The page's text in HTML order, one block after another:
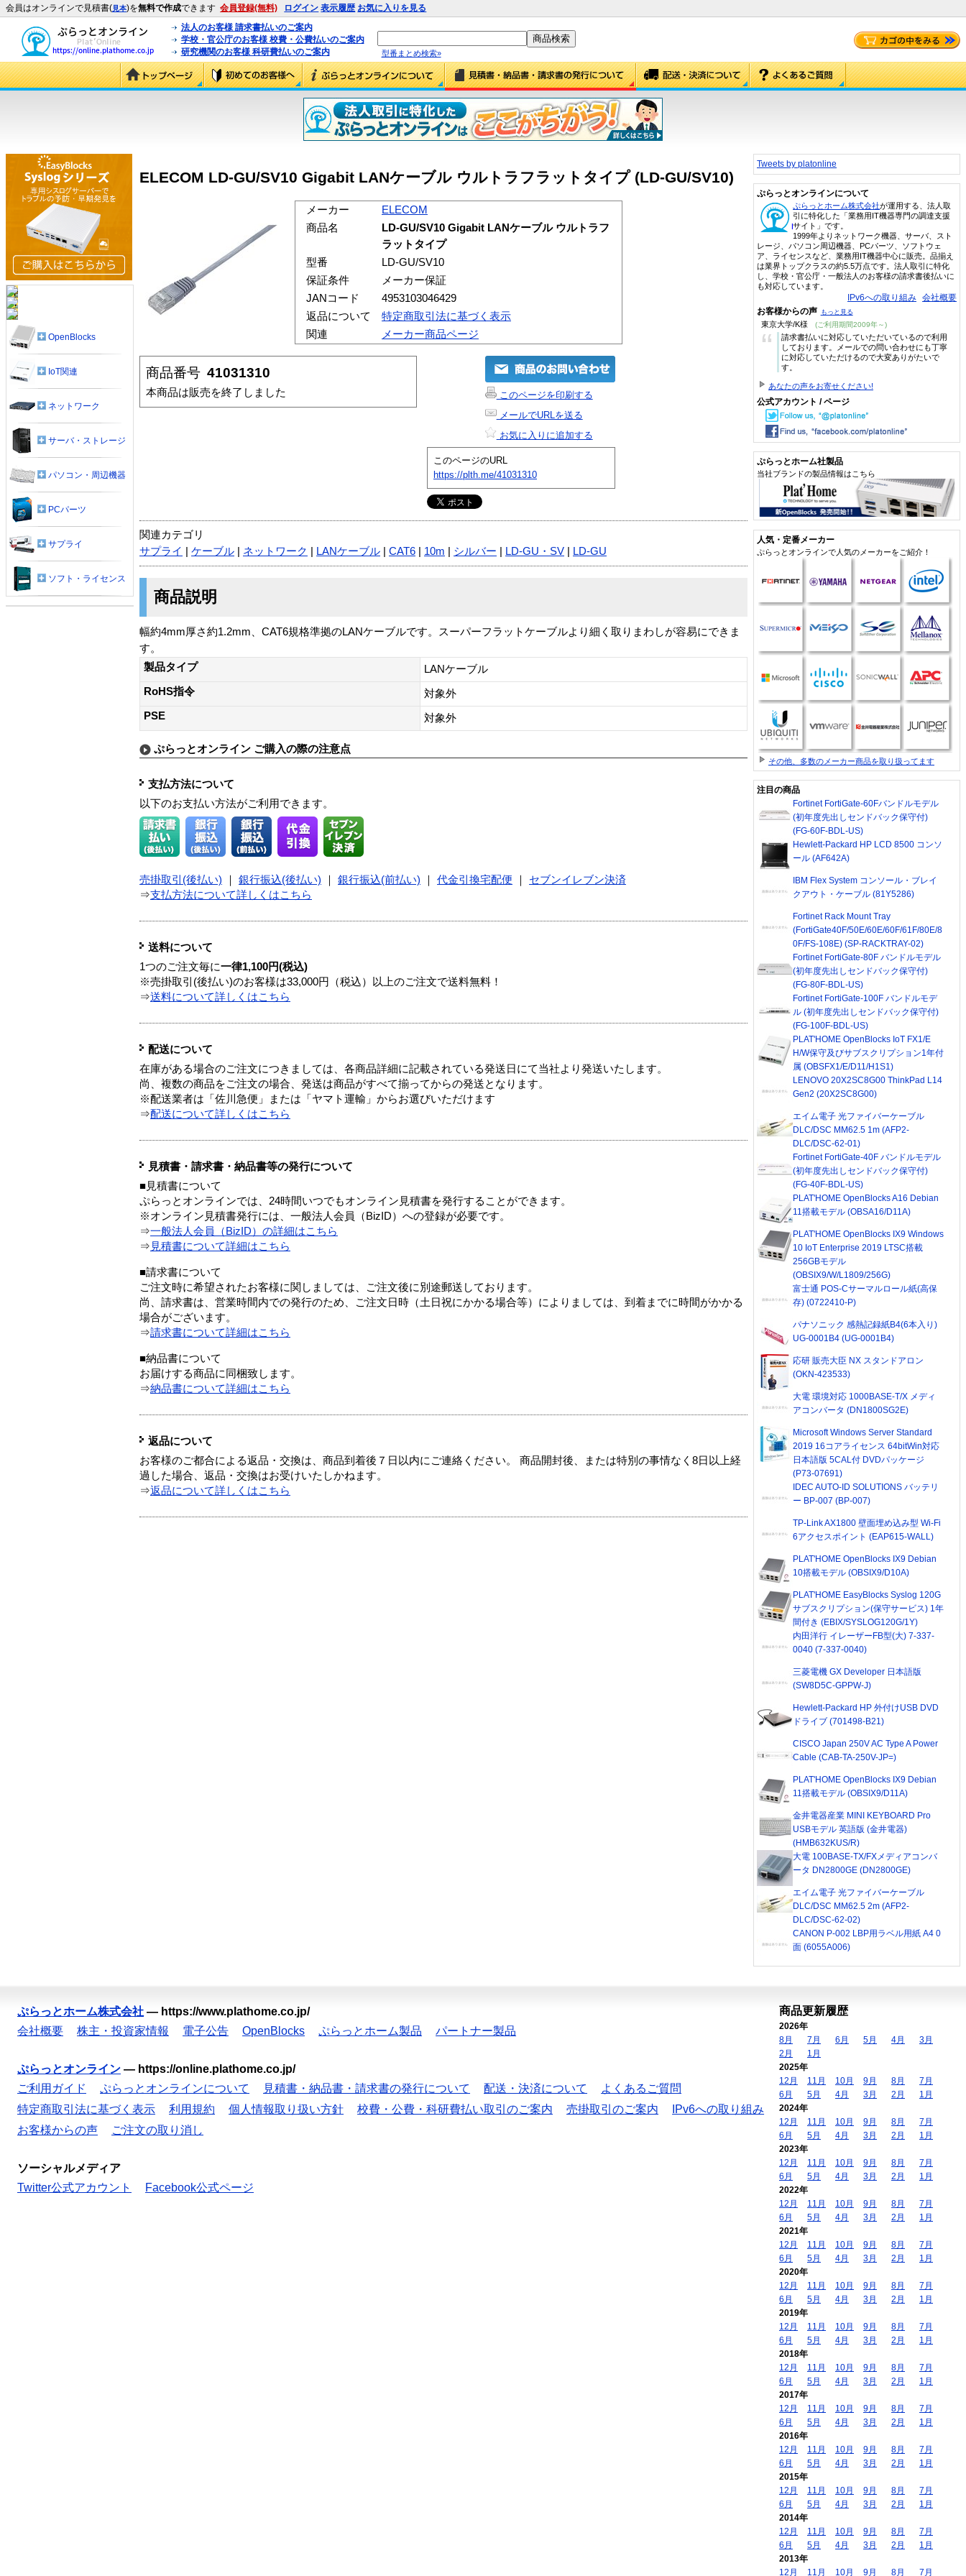
会員はオンラインで見積書(見本)を無料で作成できます 会員登録(無料) ログイン 表示履歴 お気に入りを見る
法人のお客様 請求書払いのご案内
学校・官公庁のお客様 校費・公費払いのご案内
研究機関のお客様 科研費払いのご案内
型番まとめ検索»
ELECOM LD-GU/SV10 Gigabit LANケーブル ウルトラフラットタイプ (LD-GU/SV10)
メーカー
ELECOM
商品名
LD-GU/SV10 Gigabit LANケーブル ウルトラフ
ラットタイプ
型番
LD-GU/SV10
保証条件
メーカー保証
JANコード
4953103046429
返品について
特定商取引法に基づく表示
関連
メーカー商品ページ
商品番号 41031310
本商品は販売を終了しました
このページを印刷する
メールでURLを送る
お気に入りに追加する
このページのURL
https://plth.me/41031310
関連カテゴリ
サプライ
ケーブル ネットワーク LANケーブル CAT6 10m シルバー LD-GU・SV LD-GU
商品説明
幅約4mm厚さ約1.2mm、CAT6規格準拠のLANケーブルです。スーパーフラットケーブルより細く取りまわしが容易にできま
す。
製品タイプ
LANケーブル
RoHS指令
対象外
PSE
対象外
ぷらっとオンライン ご購入の際の注意点
支払方法について
以下のお支払い方法がご利用できます。
売掛取引(後払い) 銀行振込(後払い) 銀行振込(前払い) 代金引換宅配便
セブンイレブン決済
⇒支払方法について詳しくはこちら
送料について
1つのご注文毎に一律1,100円(税込)
※売掛取引(後払い)のお客様は33,000円（税込）以上のご注文で送料無料！
⇒送料について詳しくはこちら
配送について
在庫がある場合のご注文につきましては、各商品詳細に記載されている発送日にて当社より発送いたします。
尚、複数の商品をご注文の場合、発送は商品がすべて揃ってからの発送となります。
※配送業者は「佐川急便」または「ヤマト運輸」からお選びいただけます
⇒配送について詳しくはこちら
見積書・請求書・納品書等の発行について
■見積書について
ぷらっとオンラインでは、24時間いつでもオンライン見積書を発行することができます。
※オンライン見積書発行には、一般法人会員（BizID）への登録が必要です。
⇒一般法人会員（BizID）の詳細はこちら
⇒ 見積書について詳細はこちら
■請求書について
ご注文時に希望されたお客様に関しましては、ご注文後に別途郵送しております。
尚、請求書は、営業時間内での発行のため、ご注文日時（土日祝にかかる場合等）によりましては、到着までに時間がかかる
場合がございます。
⇒請求書について詳細はこちら
■納品書について
お届けする商品に同梱致します。
⇒納品書について詳細はこちら
返品について
お客様のご都合による返品・交換は、商品到着後７日以内にご連絡ください。 商品開封後、または特別の事情なく8日以上経
過した場合、返品・交換はお受けいたしかねます。
⇒返品について詳しくはこちら
OpenBlocks
IoT関連
ネットワーク
サーバ・ストレージ
パソコン・周辺機器
PCパーツ
サプライ
ソフト・ライセンス
Tweets by platonline
ぷらっとオンラインについて
ぷらっとホーム株式会社が運用する、法人取
引に特化した「業務用IT機器専門の調達支援
サイト」です。
1999年よりネットワーク機器、サーバ、スト
レージ、パソコン周辺機器、PCパーツ、ソフトウェ
ア、ライセンスなど、業務用IT機器中心に販売。品揃え
は業界トップクラスの約5.5万点です。法人取引に特化
し、学校・官公庁・一般法人のお客様の請求書後払いに
も対応しています。
IPv6への取り組み 会社概要
お客様からの声 もっと見る
東京大学/K様 (ご利用期間2009年～)
“
請求書払いに対応していただいているので利用
しております。メールでの問い合わせにも丁寧
に対応していただけるので大変ありがたいで
す。
あなたの声をお寄せください!
公式アカウント / ページ
ぷらっとホーム社製品
当社ブランドの製品情報はこちら
人気・定番メーカー
ぷらっとオンラインで人気のメーカーをご紹介！
その他、多数のメーカー商品を取り扱ってます
注目の商品
Fortinet FortiGate-60Fバンドルモデル
(初年度先出しセンドバック保守付)
(FG-60F-BDL-US)
Hewlett-Packard HP LCD 8500 コンソ
ール (AF642A)
IBM Flex System コンソール・ブレイ
クアウト・ケーブル (81Y5286)
Fortinet Rack Mount Tray
(FortiGate40F/50E/60E/60F/61F/80E/8
0F/FS-108E) (SP-RACKTRAY-02)
Fortinet FortiGate-80F バンドルモデル
(初年度先出しセンドバック保守付)
(FG-80F-BDL-US)
Fortinet FortiGate-100F バンドルモデ
ル (初年度先出しセンドバック保守付)
(FG-100F-BDL-US)
PLAT'HOME OpenBlocks IoT FX1/E
H/W保守及びサブスクリプション1年付
属 (OBSFX1/E/D11/H1S1)
LENOVO 20X2SC8G00 ThinkPad L14
Gen2 (20X2SC8G00)
エイム電子 光ファイバーケーブル
DLC/DSC MM62.5 1m (AFP2-
DLC/DSC-62-01)
Fortinet FortiGate-40F バンドルモデル
(初年度先出しセンドバック保守付)
(FG-40F-BDL-US)
PLAT'HOME OpenBlocks A16 Debian
11搭載モデル (OBSA16/D11A)
PLAT'HOME OpenBlocks IX9 Windows
10 IoT Enterprise 2019 LTSC搭載
256GBモデル
(OBSIX9/W/L1809/256G)
富士通 POS-Cサーマルロール紙(高保
存) (0722410-P)
パナソニック 感熱記録紙B4(6本入り)
UG-0001B4 (UG-0001B4)
応研 販売大臣 NX スタンドアロン
(OKN-423533)
大電 環境対応 1000BASE-T/X メディ
アコンバータ (DN1800SG2E)
Microsoft Windows Server Standard
2019 16コアライセンス 64bitWin対応
日本語版 5CAL付 DVDパッケージ
(P73-07691)
IDEC AUTO-ID SOLUTIONS バッテリ
ー BP-007 (BP-007)
TP-Link AX1800 壁面埋め込み型 Wi-Fi
6アクセスポイント (EAP615-WALL)
PLAT'HOME OpenBlocks IX9 Debian
10搭載モデル (OBSIX9/D10A)
PLAT'HOME EasyBlocks Syslog 120G
サブスクリプション(保守サービス) 1年
間付き (EBIX/SYSLOG120G/1Y)
内田洋行 イレーザーFB型(大) 7-337-
0040 (7-337-0040)
三菱電機 GX Developer 日本語版
(SW8D5C-GPPW-J)
Hewlett-Packard HP 外付けUSB DVD
ドライブ (701498-B21)
CISCO Japan 250V AC Type A Power
Cable (CAB-TA-250V-JP=)
PLAT'HOME OpenBlocks IX9 Debian
11搭載モデル (OBSIX9/D11A)
金井電器産業 MINI KEYBOARD Pro
USBモデル 英語版 (金井電器)
(HMB632KUS/R)
大電 100BASE-TX/FXメディアコンバ
ータ DN2800GE (DN2800GE)
エイム電子 光ファイバーケーブル
DLC/DSC MM62.5 2m (AFP2-
DLC/DSC-62-02)
CANON P-002 LBP用ラベル用紙 A4 0
面 (6055A006)
ぷらっとホーム株式会社 — https://www.plathome.co.jp/
会社概要
株主・投資家情報 電子公告 OpenBlocks ぷらっとホーム製品 パートナー製品
ぷらっとオンライン — https://online.plathome.co.jp/
ご利用ガイド
ぷらっとオンラインについて 見積書・納品書・請求書の発行について 配送・決済について
よくあるご質問
特定商取引法に基づく表示
利用規約 個人情報取り扱い方針 校費・公費・科研費払い取引のご案内 売掛取引のご案内
IPv6への取り組み
お客様からの声
ご注文の取り消し
ソーシャルメディア
Twitter公式アカウント
Facebook公式ページ
商品更新履歴
2026年
8月
7月 6月 5月 4月
3月
2月
1月
2025年
12月
11月 10月 9月 8月
7月
6月
5月 4月 3月 2月
1月
2024年
12月
11月 10月 9月 8月
7月
6月
5月 4月 3月 2月
1月
2023年
12月
11月 10月 9月 8月
7月
6月
5月 4月 3月 2月
1月
2022年
12月
11月 10月 9月 8月
7月
6月
5月 4月 3月 2月
1月
2021年
12月
11月 10月 9月 8月
7月
6月
5月 4月 3月 2月
1月
2020年
12月
11月 10月 9月 8月
7月
6月
5月 4月 3月 2月
1月
2019年
12月
11月 10月 9月 8月
7月
6月
5月 4月 3月 2月
1月
2018年
12月
11月 10月 9月 8月
7月
6月
5月 4月 3月 2月
1月
2017年
12月
11月 10月 9月 8月
7月
6月
5月 4月 3月 2月
1月
2016年
12月
11月 10月 9月 8月
7月
6月
5月 4月 3月 2月
1月
2015年
12月
11月 10月 9月 8月
7月
6月
5月 4月 3月 2月
1月
2014年
12月
11月 10月 9月 8月
7月
6月
5月 4月 3月 2月
1月
2013年
12月
11月 10月 9月 8月 7月